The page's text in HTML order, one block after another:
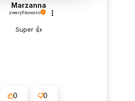
Marzanna
zweryfikowano
Super 👍️
0 0